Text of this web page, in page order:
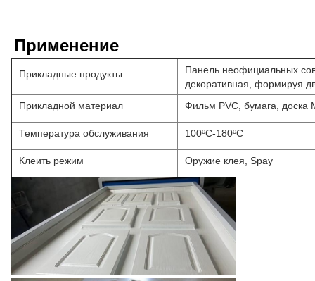
Применение
Прикладные продукты
Панель неофициальных
декоративная, формируя
Прикладной материал
Фильм PVC, бумага, доска
Температура обслуживания 100ºC-180ºC
Клеить режим Оружие клея, Spay